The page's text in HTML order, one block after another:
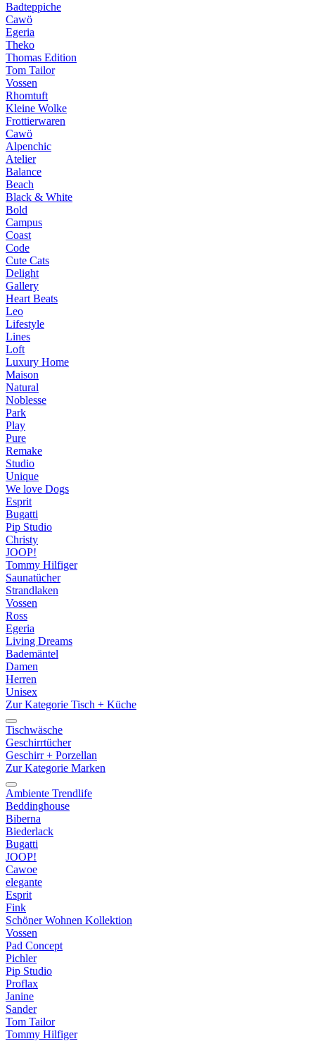
Badteppiche
Cawö
Egeria
Theko
Thomas Edition
Tom Tailor
Vossen
Rhomtuft
Kleine Wolke
Frottierwaren
Cawö
Alpenchic
Atelier
Balance
Beach
Black & White
Bold
Campus
Coast
Code
Cute Cats
Delight
Gallery
Heart Beats
Leo
Lifestyle
Lines
Loft
Luxury Home
Maison
Natural
Noblesse
Park
Play
Pure
Remake
Studio
Unique
We love Dogs
Esprit
Bugatti
Pip Studio
Christy
JOOP!
Tommy Hilfiger
Saunatücher
Strandlaken
Vossen
Ross
Egeria
Living Dreams
Bademäntel
Damen
Herren
Unisex
Zur Kategorie Tisch + Küche
Tischwäsche
Geschirrtücher
Geschirr + Porzellan
Zur Kategorie Marken
Ambiente Trendlife
Beddinghouse
Biberna
Biederlack
Bugatti
JOOP!
Cawoe
elegante
Esprit
Fink
Schöner Wohnen Kollektion
Vossen
Pad Concept
Pichler
Pip Studio
Proflax
Janine
Sander
Tom Tailor
Tommy Hilfiger